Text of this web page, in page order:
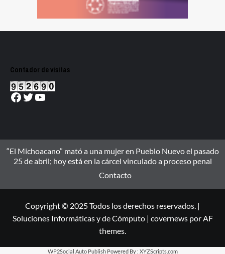
Contador de visitas
Facebook
Twitter
YouTube
“El Michoacano” mató a una mujer en Pueblo Nuevo el pasado
25 de abril; hoy está en la cárcel vinculado a proceso penal
Contacto
Copyright © 2025 Todos los derechos reservados. |
Soluciones Informáticas y de Cómputo | covernewspor AF
themes.
WP2Social Auto PublishPowered By : XYZScripts.com